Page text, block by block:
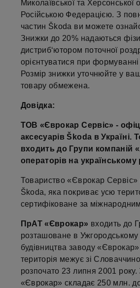
Миколаївської та
Російською Федерацією. З
частин Škoda ви можете
Знижки до 20% надаються
дистриб‘ютором поточної
орієнтуватися при
Розмір знижки уточнюйте у
товару обмежена.
Довідка:
ТОВ «Єврокар Сервіс» -
аксесуарів Škoda в Україні.
входить до Групи компаній
операторів на українському
Товариство «Єврокар
Škoda, яка покриває усю
сертифіковане за
ПрАТ «Єврокар» входить до
розташоване в Ужгородському
будівництва заводу
територія межує зі
розпочато 23 липня 2001 року.
«Єврокар» складає 250 млн.